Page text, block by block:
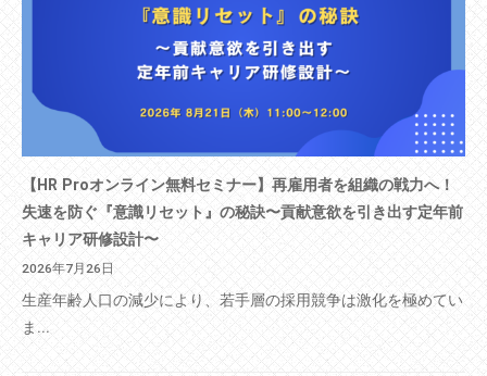
【HR Proオンライン無料セミナー】再雇用者を組織の戦力へ！
失速を防ぐ『意識リセット』の秘訣〜貢献意欲を引き出す定年前
キャリア研修設計〜
2026年7月26日
生産年齢人口の減少により、若手層の採用競争は激化を極めてい
ま...